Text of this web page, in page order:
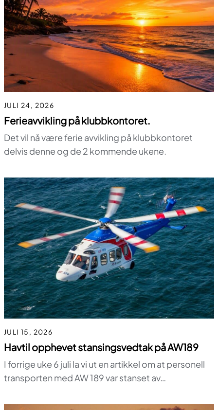
JULI 24, 2026
Ferieavvikling på klubbkontoret.
Det vil nå være ferie avvikling på klubbkontoret
delvis denne og de 2 kommende ukene.
JULI 15, 2026
Havtil opphevet stansingsvedtak på AW189
I forrige uke 6 juli la vi ut en artikkel om at personell
transporten med AW 189 var stanset av…